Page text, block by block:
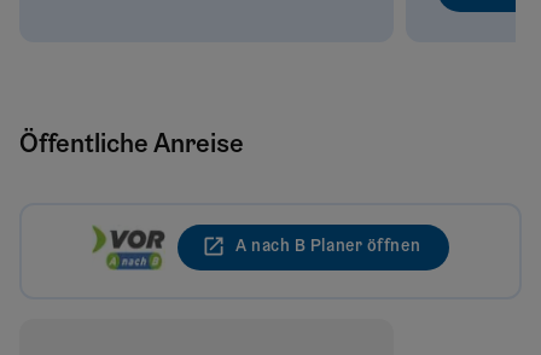
Öffentliche Anreise
A nach B Planer öffnen